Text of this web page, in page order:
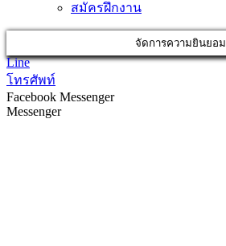
สมัครฝึกงาน
จัดการความยินยอม
Line
โทรศัพท์
Facebook Messenger
Messenger